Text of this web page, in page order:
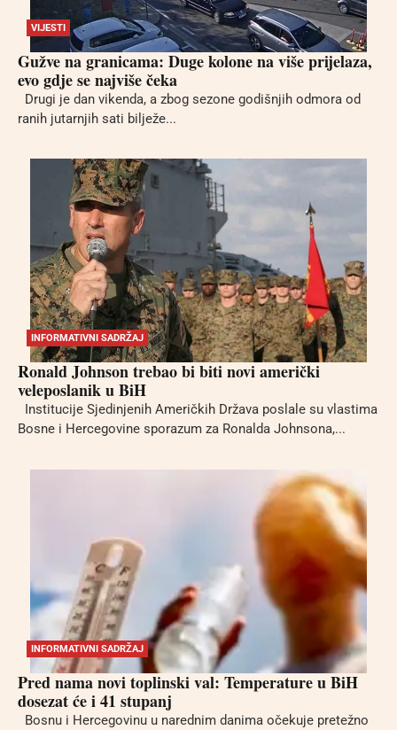
VIJESTI
Gužve na granicama: Duge kolone na više prijelaza,
evo gdje se najviše čeka
Drugi je dan vikenda, a zbog sezone godišnjih odmora od
ranih jutarnjih sati bilježe...
INFORMATIVNI SADRŽAJ
Ronald Johnson trebao bi biti novi američki
veleposlanik u BiH
Institucije Sjedinjenih Američkih Država poslale su vlastima
Bosne i Hercegovine sporazum za Ronalda Johnsona,...
INFORMATIVNI SADRŽAJ
Pred nama novi toplinski val: Temperature u BiH
dosezat će i 41 stupanj
Bosnu i Hercegovinu u narednim danima očekuje pretežno